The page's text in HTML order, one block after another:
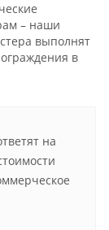
– наши
выполнят
в
на